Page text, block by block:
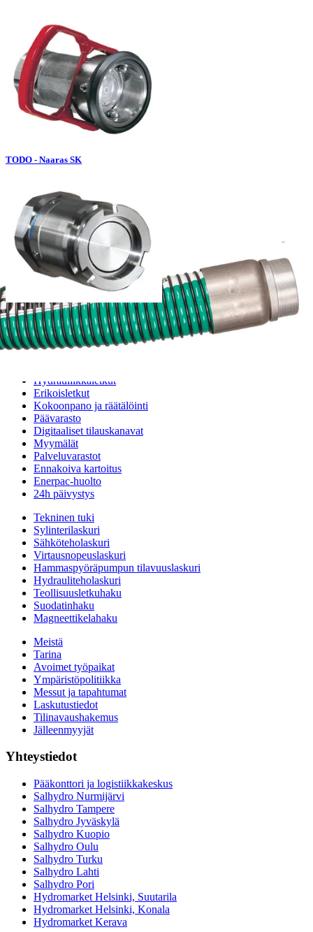
TODO - Naaras SK
TODO - Uros SK
Hydrauliikkaletkut
Erikoisletkut
Kokoonpano ja räätälöinti
Päävarasto
Digitaaliset tilauskanavat
Myymälät
Palveluvarastot
Ennakoiva kartoitus
Enerpac-huolto
24h päivystys
Tekninen tuki
Sylinterilaskuri
Sähköteholaskuri
Virtausnopeuslaskuri
Hammaspyöräpumpun tilavuuslaskuri
Hydrauliteholaskuri
Teollisuusletkuhaku
Suodatinhaku
Magneettikelahaku
Meistä
Tarina
Avoimet työpaikat
Ympäristöpolitiikka
Messut ja tapahtumat
Laskutustiedot
Tilinavaushakemus
Jälleenmyyjät
Yhteystiedot
Pääkonttori ja logistiikkakeskus
Salhydro Nurmijärvi
Salhydro Tampere
Salhydro Jyväskylä
Salhydro Kuopio
Salhydro Oulu
Salhydro Turku
Salhydro Lahti
Salhydro Pori
Hydromarket Helsinki, Suutarila
Hydromarket Helsinki, Konala
Hydromarket Kerava